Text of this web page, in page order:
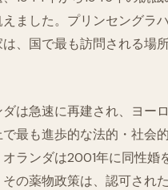
ました。プリンセングラ
、国で最も訪問される場
は急速に再建され、ヨーロ
最も進歩的な法的・社会
ランダは2001年に同性婚
の薬物政策は、認可され